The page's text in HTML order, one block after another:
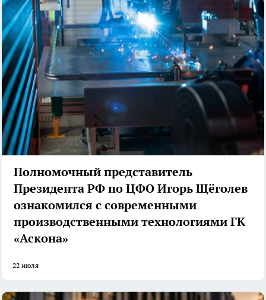
Полномочный представитель
Президента РФ по ЦФО Игорь Щёголев
ознакомился с современными
производственными технологиями ГК
«Аскона»
22 июля